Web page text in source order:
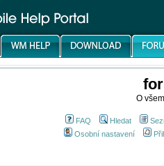
O
FAQ Hledat
Osobní nastavení